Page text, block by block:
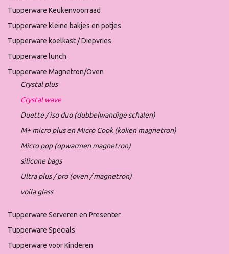
Tupperware Keukenvoorraad
Tupperware kleine bakjes en potjes
Tupperware koelkast / Diepvries
Tupperware lunch
Tupperware Magnetron/Oven
Crystal plus
Crystal wave
Duette / iso duo (dubbelwandige schalen)
M+ micro plus en Micro Cook (koken magnetron)
Micro pop (opwarmen magnetron)
silicone bags
Ultra plus / pro (oven / magnetron)
voila glass
Tupperware Serveren en Presenter
Tupperware Specials
Tupperware voor Kinderen